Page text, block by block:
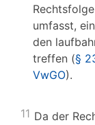
umfasst,
den
treffen (§
VwGO).
11 Da der